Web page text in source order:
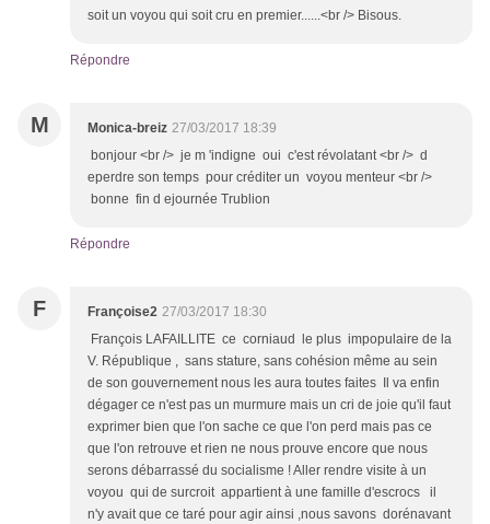
soit un voyou qui soit cru en premier......<br /> Bisous.
Répondre
M Monica-breiz 27/03/2017 18:39
bonjour <br /> je m 'indigne oui c'est révolatant <br /> d
eperdre son temps pour créditer un voyou menteur <br />
bonne fin d ejournée Trublion
Répondre
F Françoise2 27/03/2017 18:30
François LAFAILLITE ce corniaud le plus impopulaire de la
V. République , sans stature, sans cohésion même au sein
de son gouvernement nous les aura toutes faites Il va enfin
dégager ce n'est pas un murmure mais un cri de joie qu'il faut
exprimer bien que l'on sache ce que l'on perd mais pas ce
que l'on retrouve et rien ne nous prouve encore que nous
serons débarrassé du socialisme ! Aller rendre visite à un
voyou qui de surcroit appartient à une famille d'escrocs il
n'y avait que ce taré pour agir ainsi ,nous savons dorénavant